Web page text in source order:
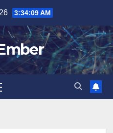
3:34:10 AM